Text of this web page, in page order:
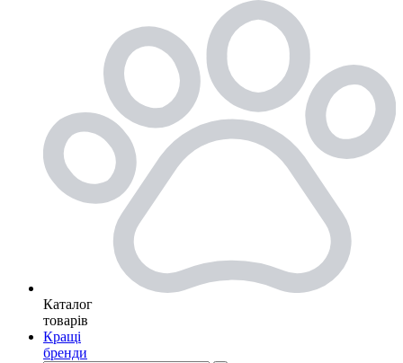
Каталог
товарів
Кращі
бренди